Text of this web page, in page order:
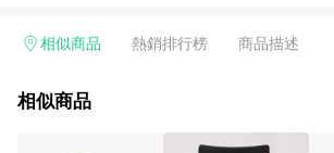
有好康。LINE好友招募中搜尋@10mart。 ＊特定
相似商品 熱銷排行榜 商品描述
相似商品